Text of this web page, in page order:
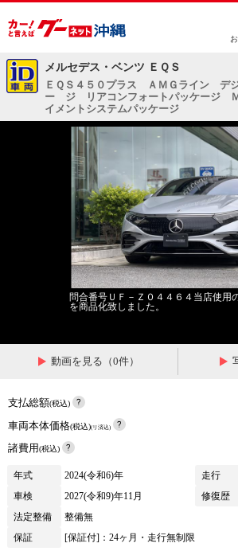
メルセデス・ベンツ ＥＱＳ
ＥＱＳ４５０プラス ＡＭＧライン デ
ー ジ リアコンフォートパッケージ Ｍ
イメントシステムパッケージ
問合番号ＵＦ－Ｚ０４４６４当店使用
を商品化致しました。
動画を見る（0件）
支払総額(税込)
車両本体価格(税込)(リ済込)
諸費用(税込)
年式 2024(令和6)年 走行
車検
2027(令和9)年11月 修復歴
法定整備
整備無
保証
[保証付]：24ヶ月・走行無制限